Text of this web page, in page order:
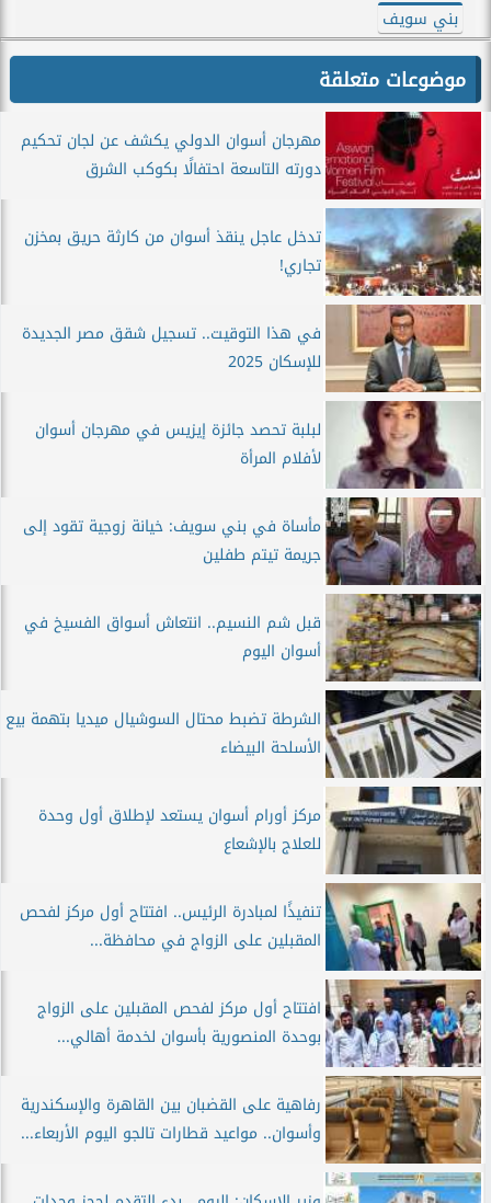
بني سويف
موضوعات متعلقة
مهرجان أسوان الدولي يكشف عن لجان تحكيم
دورته التاسعة احتفالًا بكوكب الشرق
تدخل عاجل ينقذ أسوان من كارثة حريق بمخزن
تجاري!
في هذا التوقيت.. تسجيل شقق مصر الجديدة
للإسكان 2025
لبلبة تحصد جائزة إيزيس في مهرجان أسوان
لأفلام المرأة
مأساة في بني سويف: خيانة زوجية تقود إلى
جريمة تيتم طفلين
قبل شم النسيم.. انتعاش أسواق الفسيخ في
أسوان اليوم
الشرطة تضبط محتال السوشيال ميديا بتهمة بيع
الأسلحة البيضاء
مركز أورام أسوان يستعد لإطلاق أول وحدة
للعلاج بالإشعاع
تنفيذًا لمبادرة الرئيس.. افتتاح أول مركز لفحص
المقبلين على الزواج في محافظة...
افتتاح أول مركز لفحص المقبلين على الزواج
بوحدة المنصورية بأسوان لخدمة أهالي...
رفاهية على القضبان بين القاهرة والإسكندرية
وأسوان.. مواعيد قطارات تالجو اليوم الأربعاء...